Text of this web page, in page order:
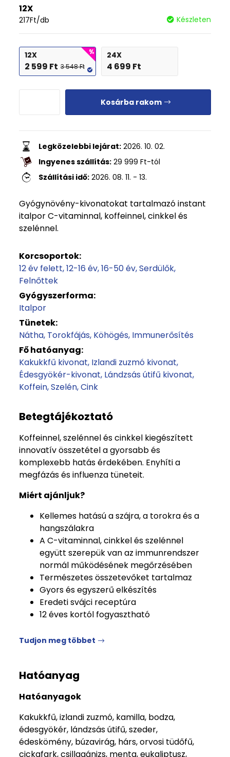
12X
217Ft/db Készleten
12X
2 599 Ft 3 548Ft
24X
4 699 Ft
Kosárba rakom
Legközelebbi lejárat: 2026. 10. 02.
Ingyenes szállítás: 29 999 Ft-tól
Szállítási idő: 2026. 08. 11. - 13.
Gyógynövény-kivonatokat tartalmazó instant
italpor C-vitaminnal, koffeinnel, cinkkel és
szelénnel.
Korcsoportok:
12 év felett 12-16 év 16-50 év Serdülők
Felnőttek
Gyógyszerforma:
Italpor
Tünetek:
Nátha Torokfájás Köhögés Immunerősítés
Fő hatóanyag:
Kakukkfű kivonat Izlandi zuzmó kivonat
Édesgyökér-kivonat Lándzsás útifű kivonat
Koffein Szelén Cink
Betegtájékoztató
Koffeinnel, szelénnel és cinkkel kiegészített
innovatív összetétel a gyorsabb és
komplexebb hatás érdekében. Enyhíti a
megfázás és influenza tüneteit.
Miért ajánljuk?
Kellemes hatású a szájra, a torokra és a
hangszálakra
A C-vitaminnal, cinkkel és szelénnel
együtt szerepük van az immunrendszer
normál működésének megőrzésében
Természetes összetevőket tartalmaz
Gyors és egyszerű elkészítés
Eredeti svájci receptúra
12 éves kortól fogyasztható
Tudjon meg többet
Hatóanyag
Hatóanyagok
Kakukkfű, izlandi zuzmó, kamilla, bodza,
édesgyökér, lándzsás útifű, szeder,
édeskömény, búzavirág, hárs, orvosi tüdőfű,
cickafark, csillagánizs, menta, eukaliptusz,